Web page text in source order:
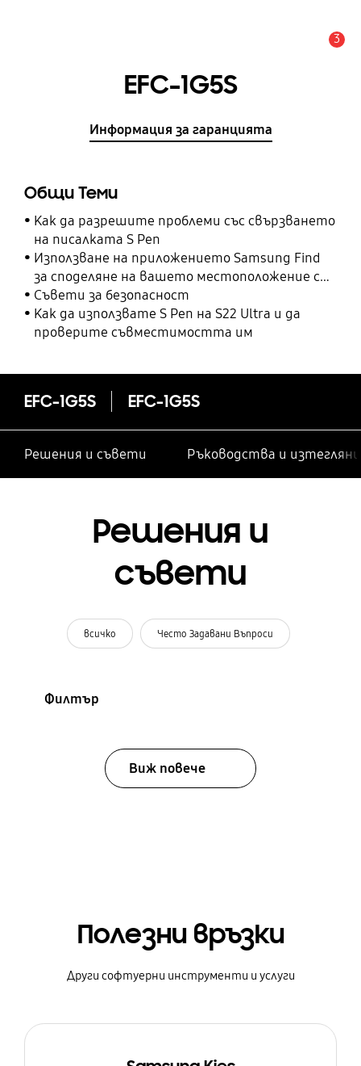
3
EFC-1G5S
Информация за гаранцията
Общи Теми
Как да разрешите проблеми със свързването
на писалката S Pen
Използване на приложението Samsung Find
за споделяне на вашето местоположение с
вашите приятели, дете, семейство и други
контакти
Съвети за безопасност
Как да използвате S Pen на S22 Ultra и да
проверите съвместимостта им
EFC-1G5S EFC-1G5S
Решения и съвети Ръководства и
Решения и
съвети
всичко Често Задавани Въпроси
Филтър
Виж повече
Полезни връзки
Други софтуерни инструменти и услуги